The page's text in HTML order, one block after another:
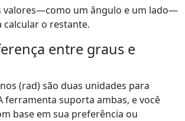
valores—como um ângulo e um lado—
calcular o restante.
entre graus e
(rad) são duas unidades para
ferramenta suporta ambas, e você
base em sua preferência ou